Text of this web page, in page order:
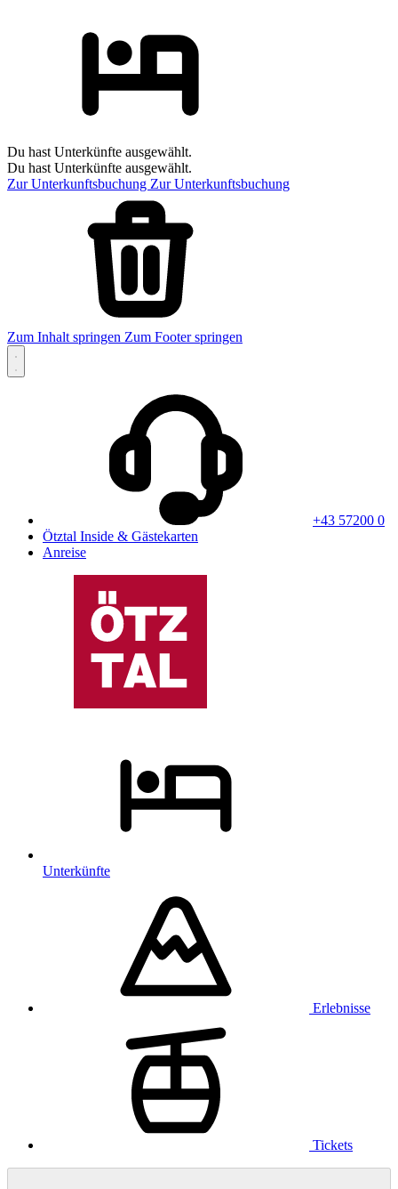
Du hast Unterkünfte ausgewählt.
Du hast Unterkünfte ausgewählt.
Zur Unterkunftsbuchung Zur Unterkunftsbuchung
Zum Inhalt springen Zum Footer springen
+43 57200 0
Ötztal Inside & Gästekarten
Anreise
Unterkünfte
Erlebnisse
Tickets